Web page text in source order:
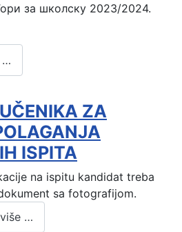
за школску 2023/2024.
…
ZA
ISPITA
na ispitu kandidat treba
sa fotografijom.
…